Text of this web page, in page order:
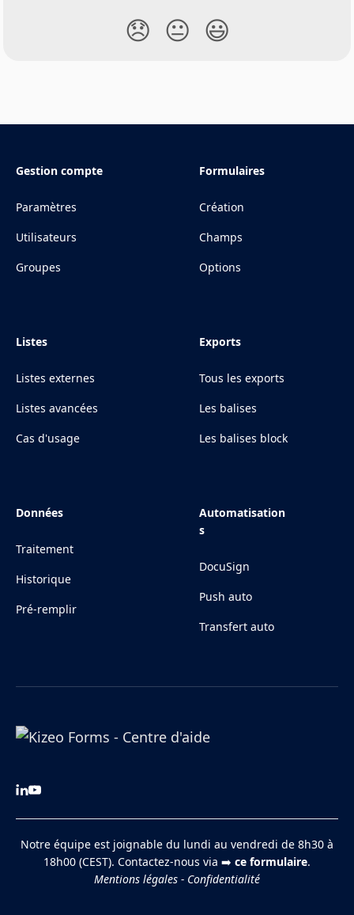
😞 😐 😃
Gestion compte
Paramètres
Utilisateurs
Groupes
Formulaires
Création
Champs
Options
Listes
Listes externes
Listes avancées
Cas d'usage
Exports
Tous les exports
Les balises
Les balises block
Données
Traitement
Historique
Pré-remplir
Automatisation
s
DocuSign
Push auto
Transfert auto
Notre équipe est joignable du lundi au vendredi de 8h30 à
18h00 (CEST). Contactez-nous via ➡️ ce formulaire.
Mentions légales - Confidentialité